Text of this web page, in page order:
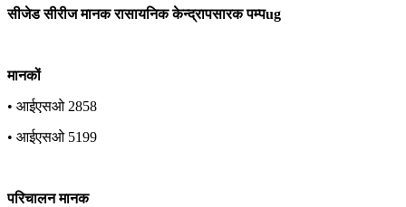
सीजेड सीरीज मानक रासायनिक केन्द्रापसारक पम्पug
मानकों
• आईएसओ 2858
• आईएसओ 5199
परिचालन मानक